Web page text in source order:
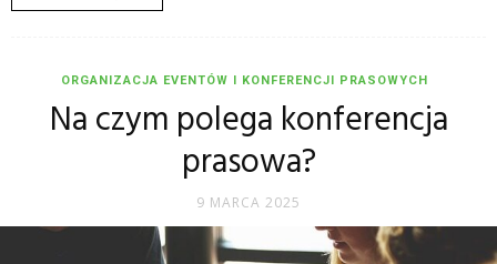
ORGANIZACJA EVENTÓW I KONFERENCJI PRASOWYCH
Na czym polega konferencja
prasowa?
9 MARCA 2025